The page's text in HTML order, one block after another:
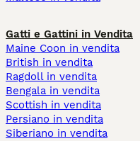
Gatti e Gattini in Vendita
Maine Coon in vendita
British in vendita
Ragdoll in vendita
Bengala in vendita
Scottish in vendita
Persiano in vendita
Siberiano in vendita